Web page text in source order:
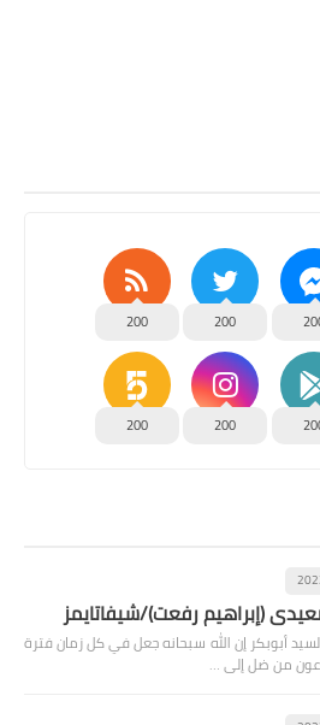
200
200
200
200
(إبراهيم رفعت)/شيفاتايمز
أبوبكر إن الله سبحانه جعل في كل زمان فترة
من ضل إلى …